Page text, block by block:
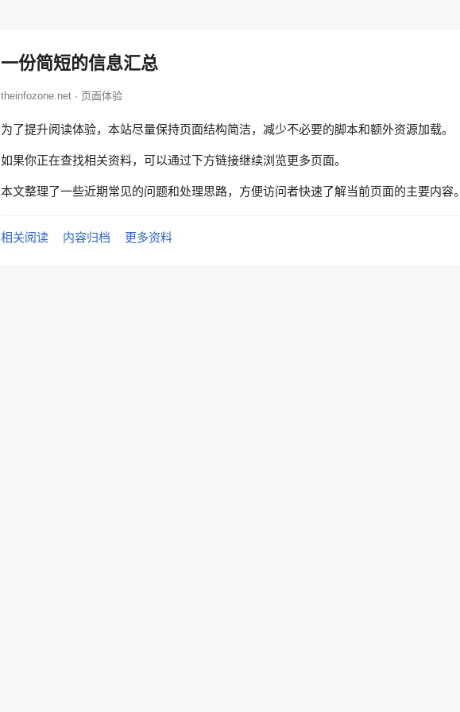
一份简短的信息汇总
theinfozone.net · 页面体验
为了提升阅读体验，本站尽量保持页面结构简洁，减少不必要的脚本和额外资源加载。
如果你正在查找相关资料，可以通过下方链接继续浏览更多页面。
本文整理了一些近期常见的问题和处理思路，方便访问者快速了解当前页面的主要内容。
相关阅读 内容归档 更多资料